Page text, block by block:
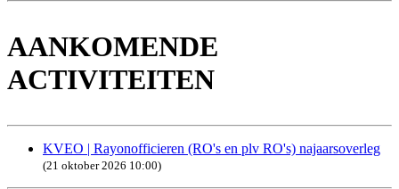
AANKOMENDE
ACTIVITEITEN
KVEO | Rayonofficieren (RO's en plv RO's) najaarsoverleg
(21 oktober 2026 10:00)